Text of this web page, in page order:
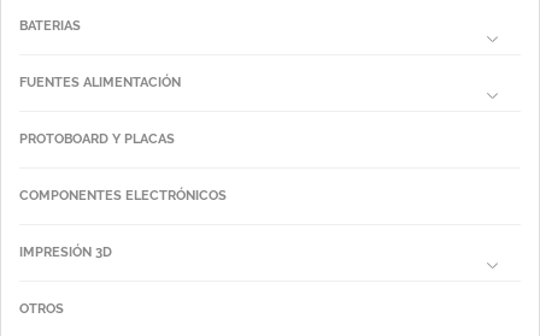
BATERIAS
FUENTES ALIMENTACIÓN
PROTOBOARD Y PLACAS
COMPONENTES ELECTRÓNICOS
IMPRESIÓN 3D
OTROS